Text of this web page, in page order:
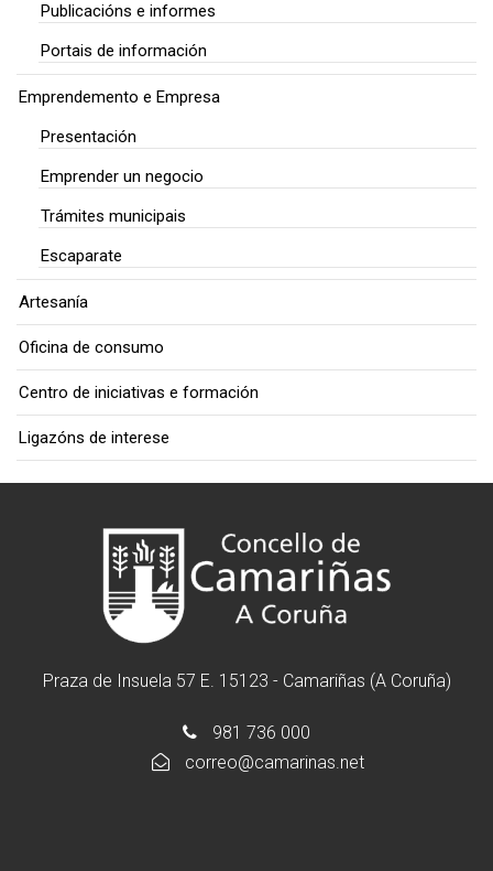
Publicacións e informes
Portais de información
Emprendemento e Empresa
Presentación
Emprender un negocio
Trámites municipais
Escaparate
Artesanía
Oficina de consumo
Centro de iniciativas e formación
Ligazóns de interese
Praza de Insuela 57 E. 15123 - Camariñas (A Coruña)
981 736 000
correo@camarinas.net